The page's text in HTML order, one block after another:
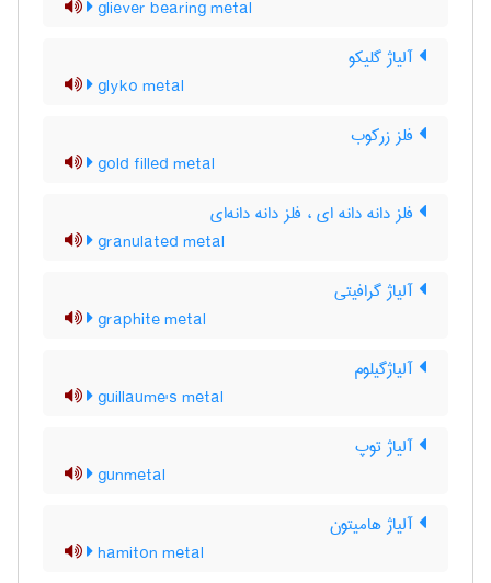
gliever bearing metal
آلیاژ گلیکو
glyko metal
فلز زرکوب
gold filled metal
فلز دانه دانه ای ، فلز دانه دانه‌ای
granulated metal
آلیاژ گرافیتی
graphite metal
آلیاژگیلوم
guillaume's metal
آلیاژ توپ
gunmetal
آلیاژ هامیتون
hamiton metal